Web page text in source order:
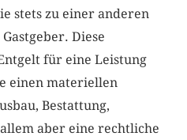
stets zu einer anderen
Diese
für eine Leistung
einen materiellen
Bestattung,
aber eine rechtliche